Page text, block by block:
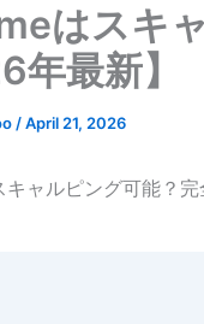
はスキ
年最新】
/April 21, 2026
ャルピング可能？完